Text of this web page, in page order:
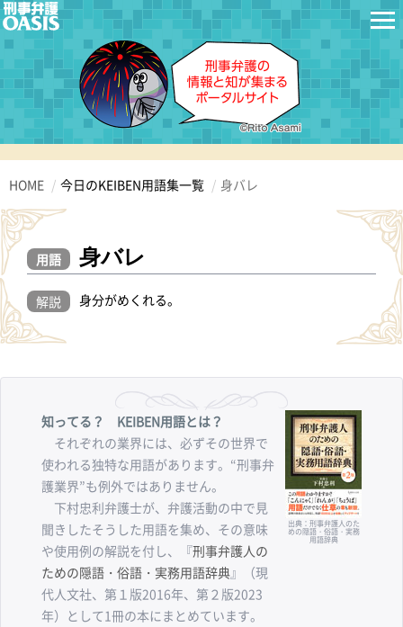
HOME 今日のKEIBEN用語集一覧 身バレ
用語 身バレ
解説 身分がめくれる。
知ってる？ KEIBEN用語とは？
それぞれの業界には、必ずその世界で
使われる独特な用語があります。“刑事弁
護業界”も例外ではありません。
下村忠利弁護士が、弁護活動の中で見
聞きしたそうした用語を集め、その意味
や使用例の解説を付し、『刑事弁護人の
ための隠語・俗語・実務用語辞典』（現
代人文社、第１版2016年、第２版2023
年）として1冊の本にまとめています。
出典：刑事弁護人のた
めの隠語・俗語・実務
用語辞典